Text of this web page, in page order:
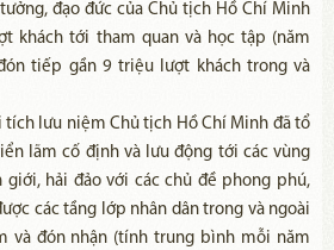
đạo đức của Chủ tịch Hồ Chí Minh
khách tới tham quan và học tập (năm
tiếp gần 9 triệu lượt khách trong và
tích lưu niệm Chủ tịch Hồ Chí Minh đã tổ
lãm cố định và lưu động tới các vùng
giới, hải đảo với các chủ đề phong phú,
các tầng lớp nhân dân trong và ngoài
và đón nhận (tính trung bình mỗi năm